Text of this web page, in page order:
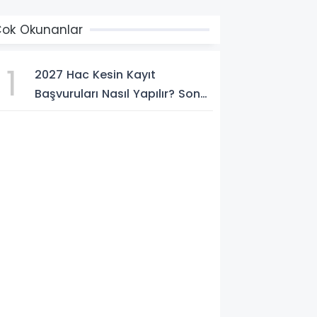
Okunanlar
1
2027 Hac Kesin Kayıt
Başvuruları Nasıl Yapılır? Son